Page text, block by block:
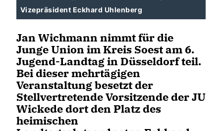
Vizepräsident Eckhard Uhlenberg
Jan Wichmann nimmt für die
Junge Union im Kreis Soest am 6.
Jugend-Landtag in Düsseldorf teil.
Bei dieser mehrtägigen
Veranstaltung besetzt der
Stellvertretende Vorsitzende der JU
Wickede dort den Platz des
heimischen